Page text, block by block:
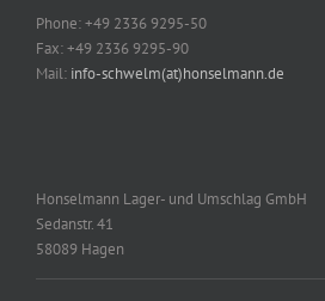
Phone: +49 2336 9295-50
Fax: +49 2336 9295-90
Mail: info-schwelm(at)honselmann.de
Honselmann Lager- und Umschlag GmbH
Sedanstr. 41
58089 Hagen